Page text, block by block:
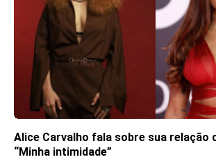
Alice Carvalho fala sobre sua relação
“Minha intimidade”